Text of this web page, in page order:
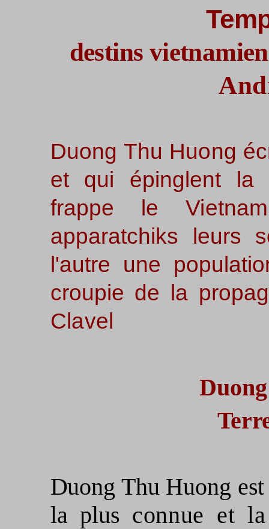
destins
Duong Thu Huong
et qui épinglent la
frappe le
apparatchiks leurs
l'autre une
croupie de la
Clavel
Duong Thu Huong
la plus connue et